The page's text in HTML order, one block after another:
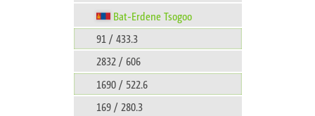
Bat-Erdene Tsogoo
91 / 433.3
2832 / 606
1690 / 522.6
169 / 280.3